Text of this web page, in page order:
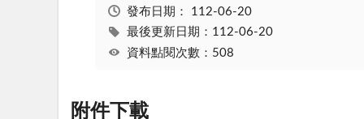
發布日期： 112-06-20
最後更新日期：112-06-20
資料點閱次數：508
附件下載